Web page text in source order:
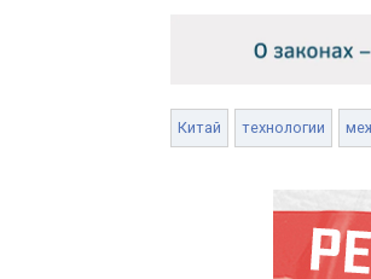
Китай технологии